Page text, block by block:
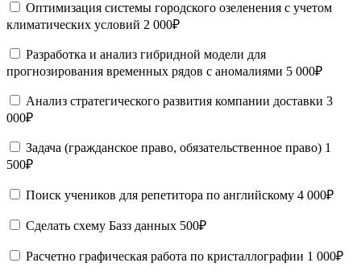
Оптимизация системы городского озеленения с учетом
климатических условий 2 000₽
Разработка и анализ гибридной модели для
прогнозирования временных рядов с аномалиями 5 000₽
Анализ стратегического развития компании доставки 3
000₽
Задача (гражданское право, обязательственное право) 1
500₽
Поиск учеников для репетитора по английскому 4 000₽
Сделать схему Базз данных 500₽
Расчетно графическая работа по кристаллографии 1 000₽